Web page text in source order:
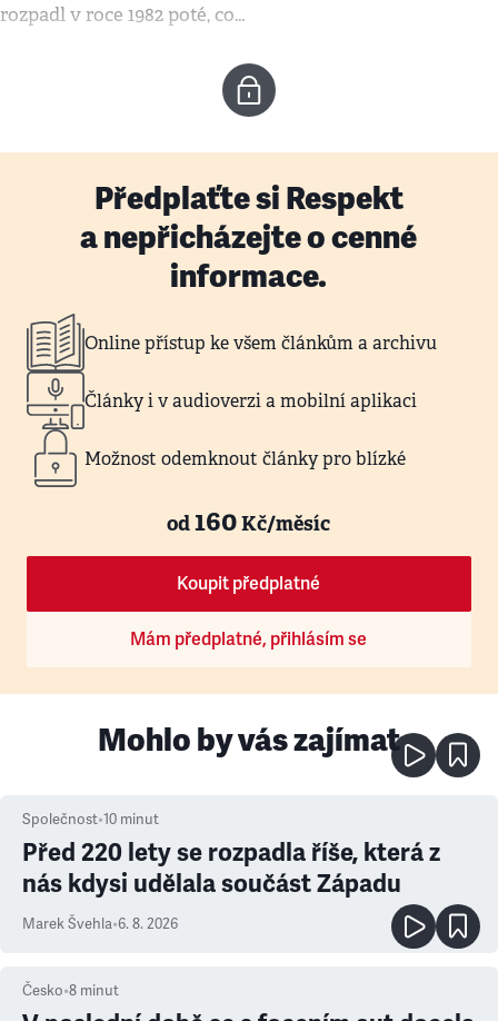
rozpadl v roce 1982 poté, co…
Předplaťte si Respekt
a nepřicházejte o cenné
informace.
Online přístup ke všem článkům a archivu
Články i v audioverzi a mobilní aplikaci
Možnost odemknout články pro blízké
od160Kč/měsíc
Koupit předplatné
Mám předplatné, přihlásím se
Mohlo by vás zajímat
Společnost•10 minut
Před 220 lety se rozpadla říše, která z
nás kdysi udělala součást Západu
Marek Švehla•6. 8. 2026
Česko•8 minut